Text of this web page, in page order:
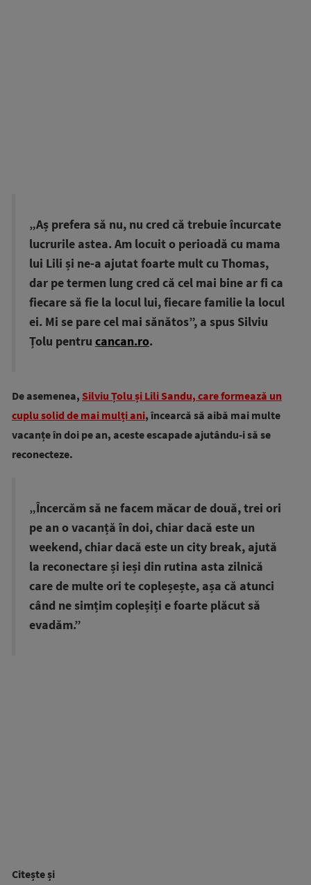
„Aș prefera să nu, nu cred că trebuie încurcate
lucrurile astea. Am locuit o perioadă cu mama
lui Lili și ne-a ajutat foarte mult cu Thomas,
dar pe termen lung cred că cel mai bine ar fi ca
fiecare să fie la locul lui, fiecare familie la locul
ei. Mi se pare cel mai sănătos”, a spus Silviu
Țolu pentru cancan.ro.
De asemenea, Silviu Țolu și Lili Sandu, care formează un
cuplu solid de mai mulți ani, încearcă să aibă mai multe
vacanțe în doi pe an, aceste escapade ajutându-i să se
reconecteze.
„Încercăm să ne facem măcar de două, trei ori
pe an o vacanță în doi, chiar dacă este un
weekend, chiar dacă este un city break, ajută
la reconectare și ieși din rutina asta zilnică
care de multe ori te copleșește, așa că atunci
când ne simțim copleșiți e foarte plăcut să
evadăm.”
Citește și